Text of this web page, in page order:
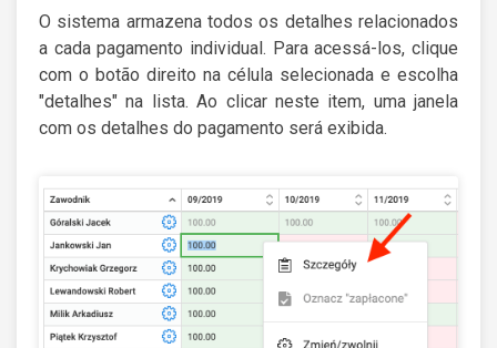
O sistema armazena todos os detalhes relacionados
a cada pagamento individual. Para acessá-los, clique
com o botão direito na célula selecionada e escolha
"detalhes" na lista. Ao clicar neste item, uma janela
com os detalhes do pagamento será exibida.